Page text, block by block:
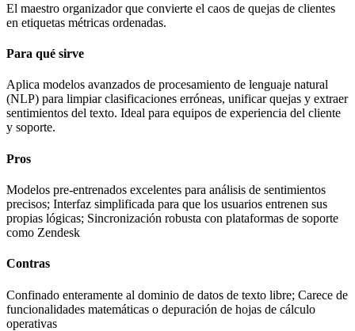
El maestro organizador que convierte el caos de quejas de clientes
en etiquetas métricas ordenadas.
Para qué sirve
Aplica modelos avanzados de procesamiento de lenguaje natural
(NLP) para limpiar clasificaciones erróneas, unificar quejas y extraer
sentimientos del texto. Ideal para equipos de experiencia del cliente
y soporte.
Pros
Modelos pre-entrenados excelentes para análisis de sentimientos
precisos; Interfaz simplificada para que los usuarios entrenen sus
propias lógicas; Sincronización robusta con plataformas de soporte
como Zendesk
Contras
Confinado enteramente al dominio de datos de texto libre; Carece de
funcionalidades matemáticas o depuración de hojas de cálculo
operativas